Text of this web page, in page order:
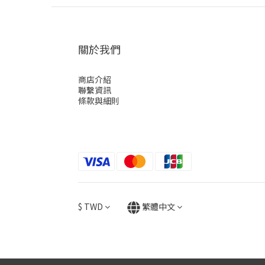
關於我們
商店介紹
聯繫資訊
條款與細則
$ TWD 繁體中文